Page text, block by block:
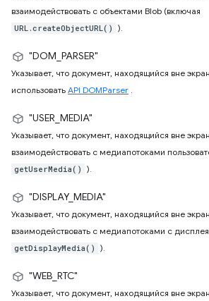
взаимодействовать с объектами Blob (включая
URL.createObjectURL() ).
"DOM_PARSER"
Указывает, что документ, находящийся вне
использовать API DOMParser .
"USER_MEDIA"
Указывает, что документ, находящийся вне
взаимодействовать с медиапотоками
getUserMedia() ).
"DISPLAY_MEDIA"
Указывает, что документ, находящийся вне
взаимодействовать с медиапотоками с
getDisplayMedia() ).
"WEB_RTC"
Указывает, что документ, находящийся вне